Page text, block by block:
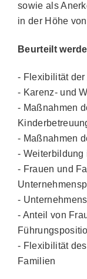
sowie als
in der Höhe
Beurteilt
- Flexibilität
- Karenz- und
- Maßnahmen
- Maßnahmen
- Weiterbildung
- Frauen und
-
- Anteil von
- Flexibilität
Familien